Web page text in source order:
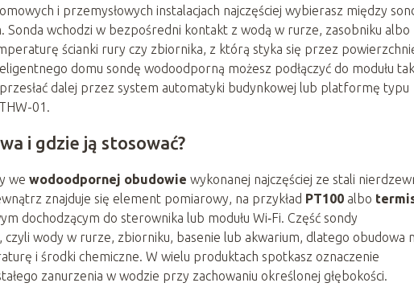
i przemysłowych instalacjach najczęściej wybierasz między
Sonda wchodzi w bezpośredni kontakt z wodą w rurze, zasobniku albo
ścianki rury czy zbiornika, z którą styka się przez
domu sondę wodoodporną możesz podłączyć do modułu
dalej przez system automatyki budynkowej lub platformę typu
01.
i gdzie ją stosować?
we wodoodpornej obudowie wykonanej najczęściej ze stali
znajduje się element pomiarowy, na przykład PT100 albo
dochodzącym do sterownika lub modułu Wi‑Fi. Część sondy
wody w rurze, zbiorniku, basenie lub akwarium, dlatego obudowa
i środki chemiczne. W wielu produktach spotkasz oznaczenie
zanurzenia w wodzie przy zachowaniu określonej głębokości.